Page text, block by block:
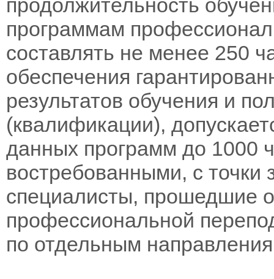
продолжительность
программам
составлять не менее 250
обеспечения
результатов обучения и
(квалификации),
данных программ до 1000
востребованными, с точки
специалисты, прошедшие
профессиональной
по отдельным